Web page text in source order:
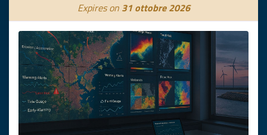
Expires on 31 ottobre 2026